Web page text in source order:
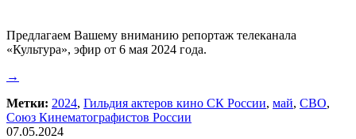
Предлагаем Вашему вниманию репортаж телеканала
«Культура», эфир от 6 мая 2024 года.
→
Метки: 2024, Гильдия актеров кино СК России, май, СВО,
Союз Кинематографистов России
07.05.2024